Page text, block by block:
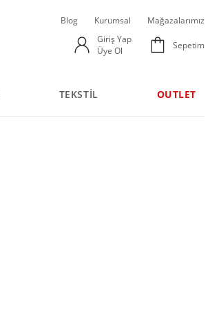
Blog Kurumsal
Mağazalarımız
Giriş Yap
Üye Ol
Sepetim
TEKSTİL OUTLET